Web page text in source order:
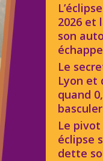
2026 et
son
Le
Lyon et
quand
Le
éclipse
dette